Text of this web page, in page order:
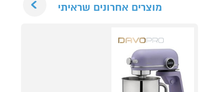
מוצרים אחרונים שראיתי